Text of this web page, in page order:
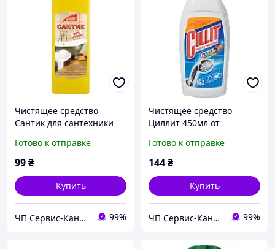
Чистящее средство
Сантик для сантехники
Готово к отправке
99₴
Купить
ЧП Сервис-Канцторг - все товары для офиса из одних рук! 99%
Чистящее средство
Циллит 450мл от
Готово к отправке
144₴
Купить
ЧП Сервис-Канцторг - все товары для офиса из одних рук! 99%